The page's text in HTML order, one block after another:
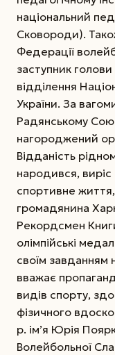
національний
Сковороди).
Федерації
заступник
відділення
України. За
Радянському
нагороджений
Відданість
народився,
спортивне
громадянина
Рекордсмен
олімпійські
своїм
вважає
видів спорту,
фізичного
р. ім’я Юрія
Волейбольної